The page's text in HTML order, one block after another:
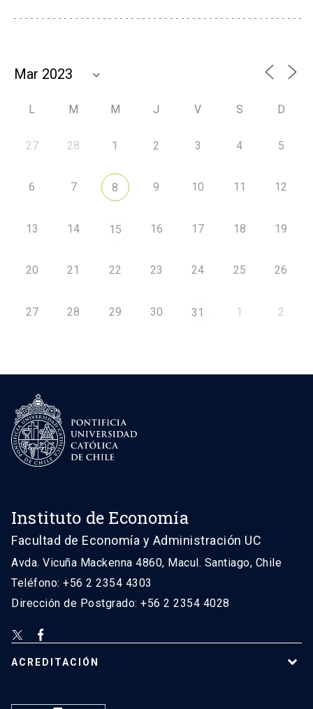
L M M J V S D
27 28 1 2 3 4 5
6 7 8 9 10 11 12
13 14 15 16 17 18 19
20 21 22 23 24 25 26
27 28 29 30 31 1 2
Instituto de Economía
Facultad de Economía y Administración UC
Avda. Vicuña Mackenna 4860, Macul. Santiago, Chile
Teléfono: +56 2 2354 4303
Dirección de Postgrado: +56 2 2354 4028
ACREDITACIÓN